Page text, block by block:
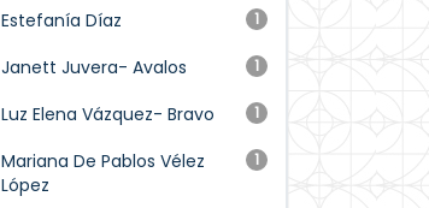
1
Estefanía Díaz
1
Janett Juvera- Avalos
1
Luz Elena Vázquez- Bravo
1
Mariana De Pablos Vélez
López